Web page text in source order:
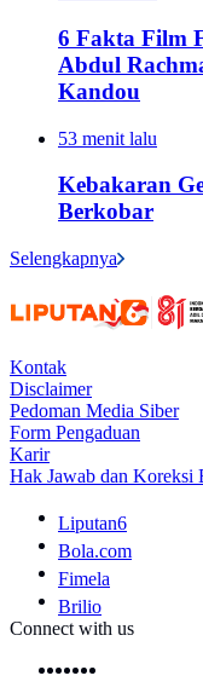
6 Fakta Film
Abdul
Kandou
53 menit lalu
Kebakaran
Berkobar
Selengkapnya
Kontak
Disclaimer
Pedoman Media Siber
Form Pengaduan
Karir
Hak Jawab dan Koreksi
Liputan6
Bola.com
Fimela
Brilio
Connect with us